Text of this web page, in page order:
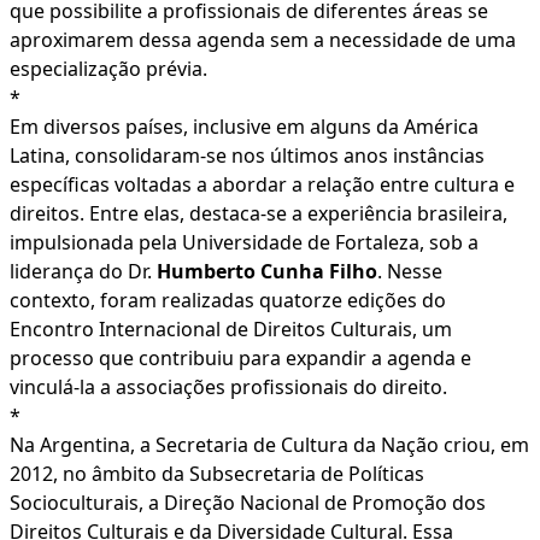
que possibilite a profissionais de diferentes áreas se
aproximarem dessa agenda sem a necessidade de uma
especialização prévia.
*
Em diversos países, inclusive em alguns da América
Latina, consolidaram-se nos últimos anos instâncias
específicas voltadas a abordar a relação entre cultura e
direitos. Entre elas, destaca-se a experiência brasileira,
impulsionada pela Universidade de Fortaleza, sob a
liderança do Dr. Humberto Cunha Filho. Nesse
contexto, foram realizadas quatorze edições do
Encontro Internacional de Direitos Culturais, um
processo que contribuiu para expandir a agenda e
vinculá-la a associações profissionais do direito.
*
Na Argentina, a Secretaria de Cultura da Nação criou, em
2012, no âmbito da Subsecretaria de Políticas
Socioculturais, a Direção Nacional de Promoção dos
Direitos Culturais e da Diversidade Cultural. Essa